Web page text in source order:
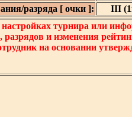
разряда [ очки ]:
III
турнира или
и изменения
на основании